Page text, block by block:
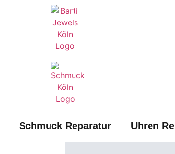
Schmuck Reparatur Uhren